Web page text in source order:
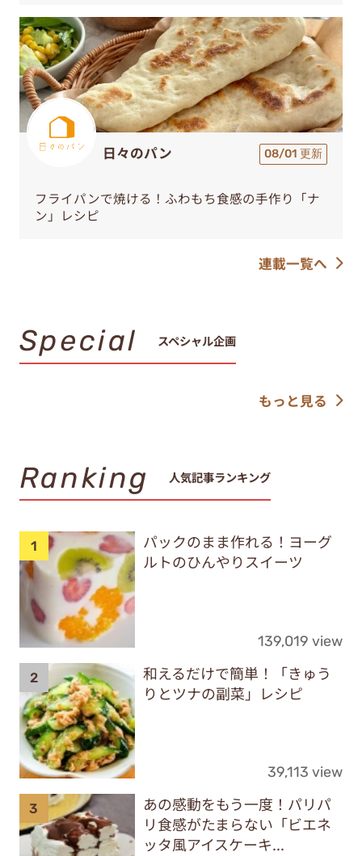
日々のパン 08/01 更新
フライパンで焼ける！ふわもち食感の手作り「ナ
ン」レシピ
連載一覧へ
Special スペシャル企画
もっと見る
Ranking 人気記事ランキング
パックのまま作れる！ヨーグ
ルトのひんやりスイーツ
139,019 view
和えるだけで簡単！「きゅう
りとツナの副菜」レシピ
39,113 view
あの感動をもう一度！パリパ
リ食感がたまらない「ビエネ
ッタ風アイスケーキ...